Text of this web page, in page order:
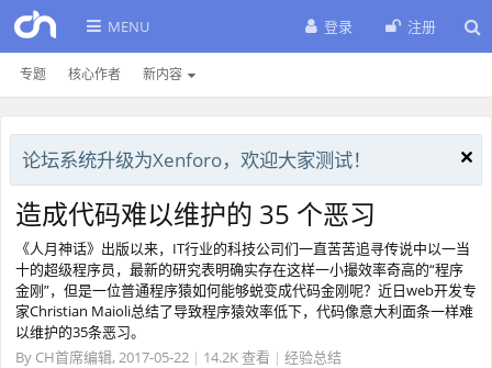
MENU
专题 核心作者 新内容
登录 注册
论坛系统升级为Xenforo，欢迎大家测试！
造成代码难以维护的 35 个恶习
《人月神话》出版以来，IT行业的科技公司们一直苦苦追寻传说中以一当
十的超级程序员，最新的研究表明确实存在这样一小撮效率奇高的“程序
金刚”，但是一位普通程序猿如何能够蜕变成代码金刚呢？近日web开发专
家Christian Maioli总结了导致程序猿效率低下，代码像意大利面条一样难
以维护的35条恶习。
By CH首席编辑, 2017-05-22 | 14.2K 查看 | 经验总结